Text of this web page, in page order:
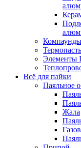
Компаунды
Элементы
Всё для пайки
Паяльное
Жала